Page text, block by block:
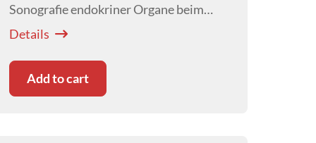
Sonografie endokriner Organe beim
Kleintier mit Fokus auf Normalbefunde
Details
Add to cart